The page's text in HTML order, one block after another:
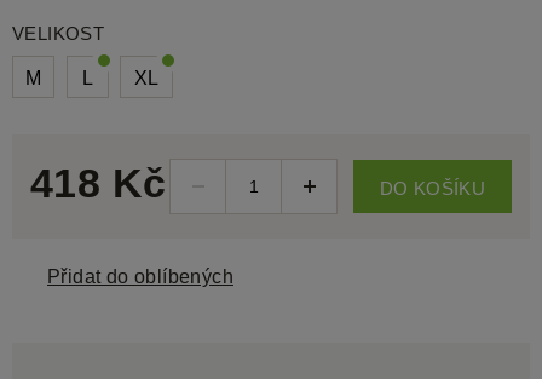
VELIKOST
M L XL
418 Kč DO KOŠÍKU
Přidat do oblíbených